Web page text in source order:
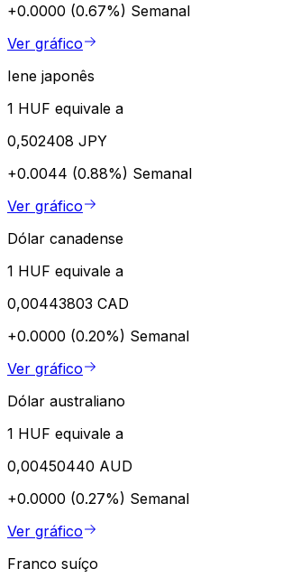
+0.0000 (0.67%) Semanal
Ver gráfico
Iene japonês
1 HUF equivale a
0,502408 JPY
+0.0044 (0.88%) Semanal
Ver gráfico
Dólar canadense
1 HUF equivale a
0,00443803 CAD
+0.0000 (0.20%) Semanal
Ver gráfico
Dólar australiano
1 HUF equivale a
0,00450440 AUD
+0.0000 (0.27%) Semanal
Ver gráfico
Franco suíço